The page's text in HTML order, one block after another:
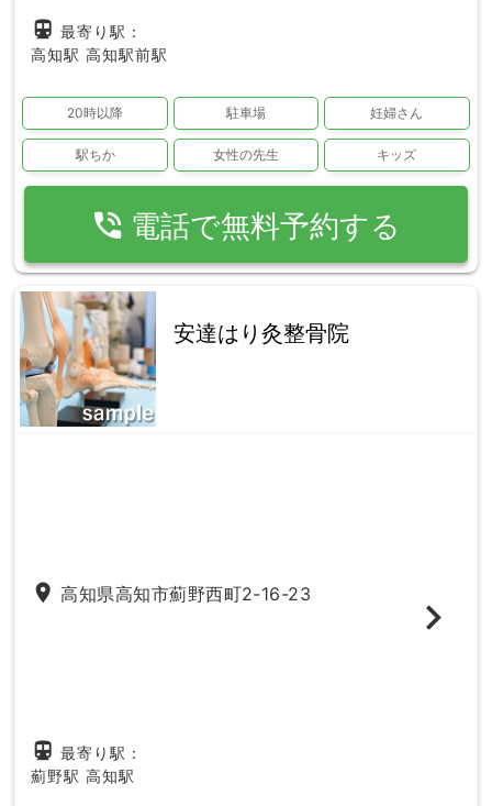
directions_subway 最寄り駅：
高知駅 高知駅前駅
20時以降 駐車場 妊婦さん
駅ちか 女性の先生 キッズ
phone_in_talk 電話で無料予約する
安達はり灸整骨院
place 高知県高知市薊野西町2-16-23
directions_subway 最寄り駅：
薊野駅 高知駅